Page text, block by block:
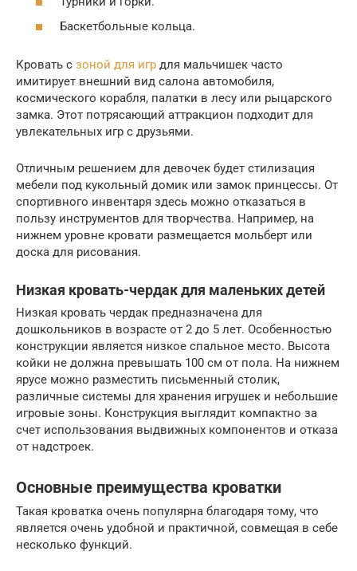
Баскетбольные кольца.
Кровать с зоной для игр для мальчишек часто
имитирует внешний вид салона автомобиля,
космического корабля, палатки в лесу или рыцарского
замка. Этот потрясающий аттракцион подходит для
увлекательных игр с друзьями.
Отличным решением для девочек будет стилизация
мебели под кукольный домик или замок принцессы. От
спортивного инвентаря здесь можно отказаться в
пользу инструментов для творчества. Например, на
нижнем уровне кровати размещается мольберт или
доска для рисования.
Низкая кровать-чердак для маленьких детей
Низкая кровать чердак предназначена для
дошкольников в возрасте от 2 до 5 лет. Особенностью
конструкции является низкое спальное место. Высота
койки не должна превышать 100 см от пола. На нижнем
ярусе можно разместить письменный столик,
различные системы для хранения игрушек и небольшие
игровые зоны. Конструкция выглядит компактно за
счет использования выдвижных компонентов и отказа
от надстроек.
Основные преимущества кроватки
Такая кроватка очень популярна благодаря тому, что
является очень удобной и практичной, совмещая в себе
несколько функций.